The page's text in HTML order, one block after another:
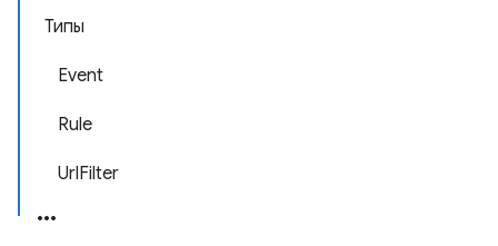
Типы
Event
Rule
UrlFilter